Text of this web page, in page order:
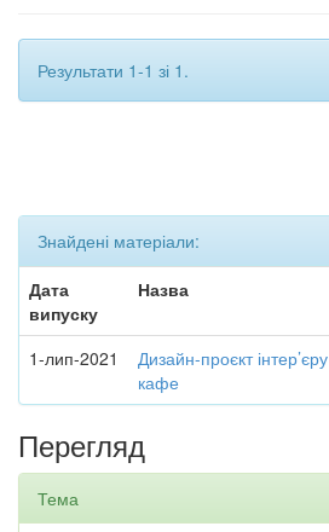
Результати 1-1 зі 1.
Знайдені матеріали:
Дата
випуску
Назва
1-лип-2021
Дизайн-проєкт інтер’єру
кафе
Перегляд
Тема